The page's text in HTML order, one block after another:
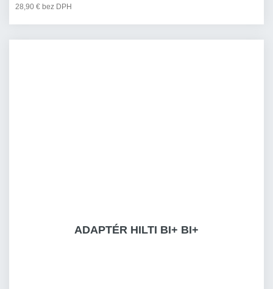
28,90 € bez DPH
ADAPTÉR HILTI BI+ BI+